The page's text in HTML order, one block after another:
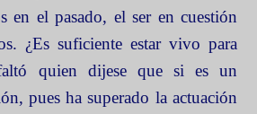
el pasado, el ser en cuestión
¿Es suficiente estar vivo para
quien dijese que si es un
pues ha superado la actuación